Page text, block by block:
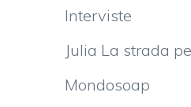
Interviste
Julia La strada
Mondosoap